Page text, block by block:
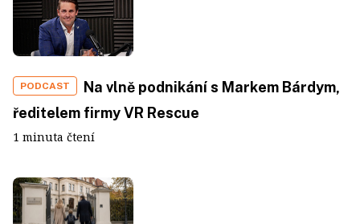
PODCAST
Na vlně podnikání s Markem Bárdym,
ředitelem firmy VR Rescue
1 minuta čtení